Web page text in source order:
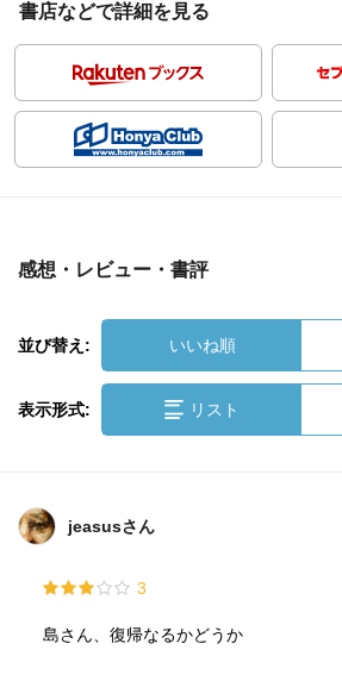
書店などで詳細を見る
感想・レビュー・書評
並び替え: いいね順
表示形式: リスト
jeasusさん
3
島さん、復帰なるかどうか